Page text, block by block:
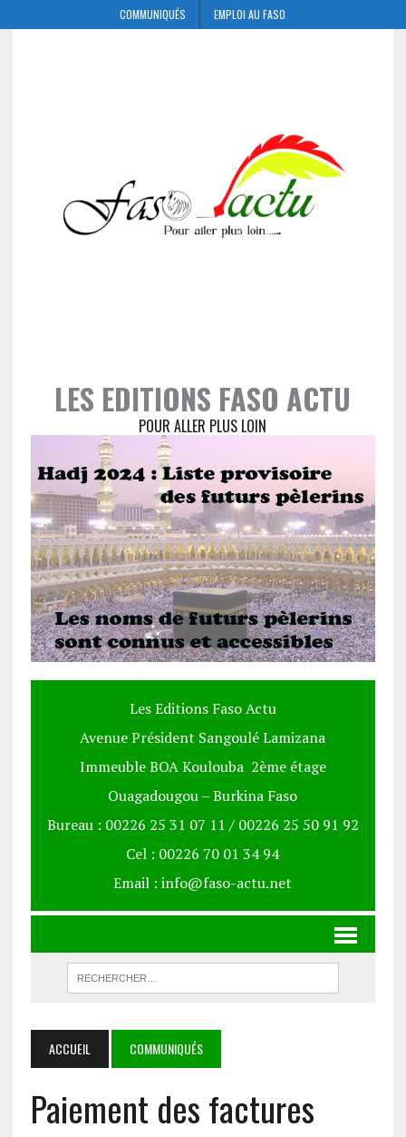
COMMUNIQUÉS EMPLOI AU FASO
LES EDITIONS FASO ACTU
POUR ALLER PLUS LOIN
Les Editions Faso Actu
Avenue Président Sangoulé Lamizana
Immeuble BOA Koulouba 2ème étage
Ouagadougou – Burkina Faso
Bureau : 00226 25 31 07 11 / 00226 25 50 91 92
Cel : 00226 70 01 34 94
Email : info@faso-actu.net
ACCUEIL COMMUNIQUÉS
Paiement des factures